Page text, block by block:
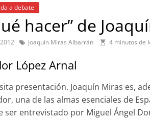
a debate
hacer” de
Joaquín Miras Albarrán 4 minutos de
López Arnal
presentación. Joaquín Miras es,
una de las almas esenciales de
ser entrevistado por Miguel Ángel